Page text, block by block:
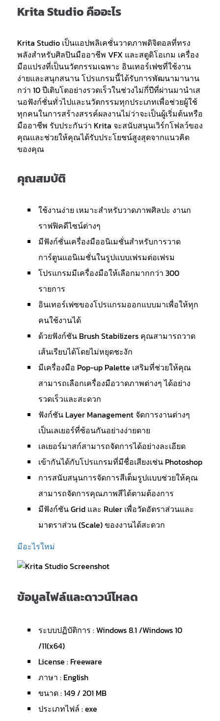
Krita Studio คืออะไร
Krita Studio เป็นแอปพลิเคชั่นวาดภาพดิจิตอลที่ทรง
พลังสำหรับศิลปินมืออาชีพ VFX และสตูดิโอเกม เครื่อง
มือแปรงที่เป็นนวัตกรรมเฉพาะ อินเทอร์เฟซที่ใช้งาน
ง่ายและสนุกสนาน โปรแกรมนี้ได้รับการพัฒนามานาน
กว่า 10 ปีเติบโตอย่างรวดเร็วในช่วงไม่กี่ปีที่ผ่านมานำเส
นอฟังก์ชั่นทั่วไปและนวัตกรรมทุกประเภทเพื่อช่วยผู้ใช้
ทุกคนในการสร้างสรรค์ผลงานไม่ว่าจะเป็นผู้เริ่มต้นหรือ
มืออาชีพ รับประกันว่า Krita จะสนับสนุนเวิร์กโฟลว์ของ
คุณและช่วยให้คุณได้รับประโยชน์สูงสุดจากแนวคิด
ของคุณ
คุณสมบัติ
ใช้งานง่าย เหมาะสำหรับวาดภาพศิลปะ งานก
ราฟฟิคดีไซน์ต่างๆ
มีฟังก์ชั่นเครื่องมืออนิเมชั่นสำหรับการวาด
การ์ตูนแอนิเมชั่นในรูปแบบเฟรมต่อเฟรม
โปรแกรมมีเครื่องมือให้เลือกมากกว่า 300
รายการ
อินเทอร์เฟซของโปรแกรมออกแบบมาเพื่อให้ทุก
คนใช้งานได้
ด้วยฟังก์ชัน Brush Stabilizers คุณสามารถวาด
เส้นเรียบได้โดยไม่หยุดชะงัก
มีเครื่องมือ Pop-up Palette เสริมที่ช่วยให้คุณ
สามารถเลือกเครื่องมือวาดภาพต่างๆ ได้อย่าง
รวดเร็วและสะดวก
ฟังก์ชัน Layer Management จัดการงานต่างๆ
เป็นเลเยอร์ที่ซ้อนกันอย่างง่ายดาย
เลเยอร์มาสก์สามารถจัดการได้อย่างละเอียด
เข้ากันได้กับโปรแกรมที่มีชื่อเสียงเช่น Photoshop
การสนับสนุนการจัดการสีเต็มรูปแบบช่วยให้คุณ
สามารถจัดการคุณภาพสีได้ตามต้องการ
มีฟังก์ชัน Grid และ Ruler เพื่อวัดอัตราส่วนและ
มาตราส่วน (Scale) ของงานได้สะดวก
มีอะไรใหม่
ข้อมูลไฟล์และดาวน์โหลด
ระบบปฏิบัติการ : Windows 8.1 /Windows 10
/11(x64)
License : Freeware
ภาษา : English
ขนาด : 149 / 201 MB
ประเภทไฟล์ : exe